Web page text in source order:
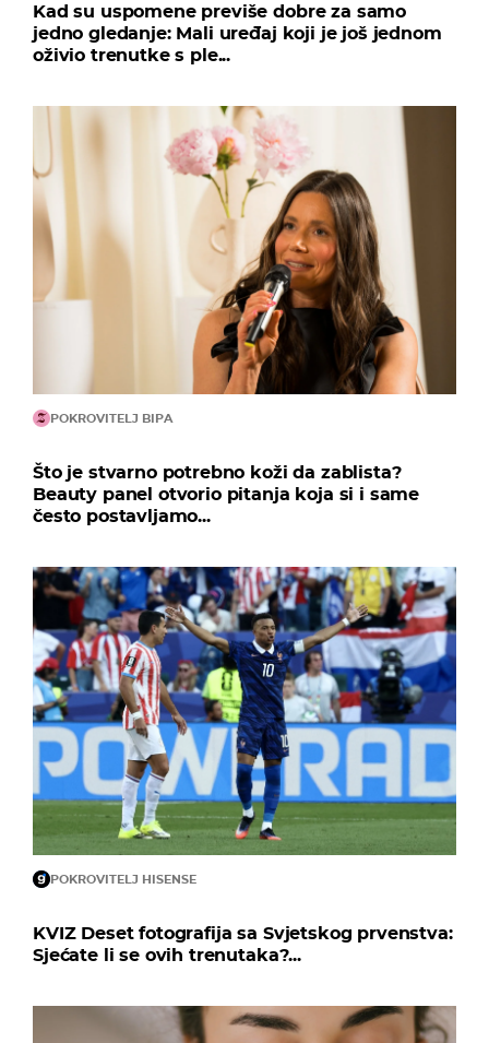
Kad su uspomene previše dobre za samo
jedno gledanje: Mali uređaj koji je još jednom
oživio trenutke s ple...
POKROVITELJ BIPA
Što je stvarno potrebno koži da zablista?
Beauty panel otvorio pitanja koja si i same
često postavljamo...
POKROVITELJ HISENSE
KVIZ Deset fotografija sa Svjetskog prvenstva:
Sjećate li se ovih trenutaka?...